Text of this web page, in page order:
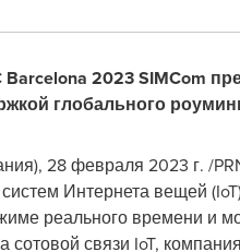
2023 SIMCom
глобального
, 28 февраля 2023 г. /
Интернета вещей
реального времени и
сотовой связи IoT,